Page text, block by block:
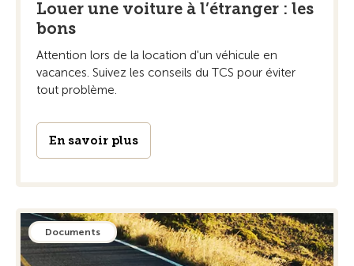
Louer une voiture à l’étranger : les
bons
Attention lors de la location d'un véhicule en
vacances. Suivez les conseils du TCS pour éviter
tout problème.
En savoir plus
Documents